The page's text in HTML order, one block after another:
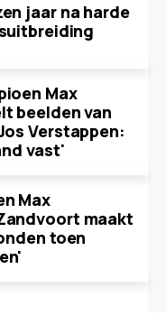
jaar na harde
Max
beelden van
Verstappen:
vast'
Max
maakt
toen